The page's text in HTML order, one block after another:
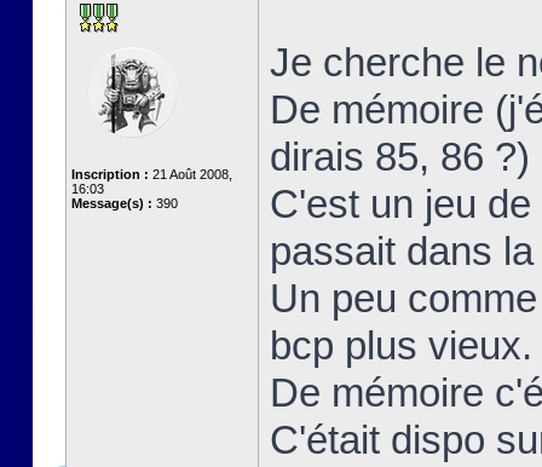
Inscription : 21 Août 2008,
16:03
Message(s) : 390
Je cherche le
De mémoire
dirais 85, 86 ?)
C'est un jeu
passait dans
Un peu
bcp plus vieux.
De mémoire
C'était dispo